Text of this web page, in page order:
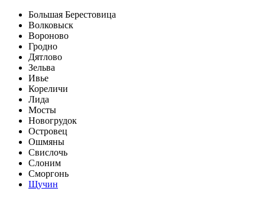
Большая Берестовица
Волковыск
Вороново
Гродно
Дятлово
Зельва
Ивье
Кореличи
Лида
Мосты
Новогрудок
Островец
Ошмяны
Свислочь
Слоним
Сморгонь
Щучин